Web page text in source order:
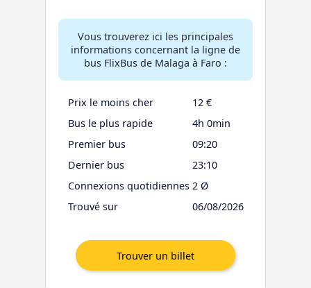
Vous trouverez ici les principales
informations concernant la ligne de
bus FlixBus de Malaga à Faro :
Prix le moins cher
12 €
Bus le plus rapide
4h 0min
Premier bus
09:20
Dernier bus
23:10
Connexions quotidiennes 2 Ø
Trouvé sur
06/08/2026